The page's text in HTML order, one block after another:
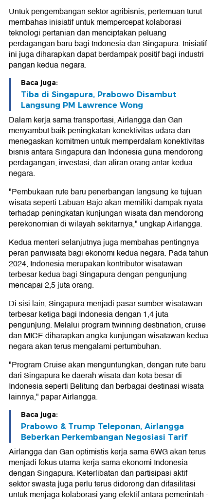
Untuk pengembangan sektor agribisnis, pertemuan turut
membahas inisiatif untuk mempercepat kolaborasi
teknologi pertanian dan menciptakan peluang
perdagangan baru bagi Indonesia dan Singapura. Inisiatif
ini juga diharapkan dapat berdampak positif bagi industri
pangan kedua negara.
Baca juga:
Tiba di Singapura, Prabowo Disambut
Langsung PM Lawrence Wong
Dalam kerja sama transportasi, Airlangga dan Gan
menyambut baik peningkatan konektivitas udara dan
menegaskan komitmen untuk memperdalam konektivitas
bisnis antara Singapura dan Indonesia guna mendorong
perdagangan, investasi, dan aliran orang antar kedua
negara.
"Pembukaan rute baru penerbangan langsung ke tujuan
wisata seperti Labuan Bajo akan memiliki dampak nyata
terhadap peningkatan kunjungan wisata dan mendorong
perekonomian di wilayah sekitarnya," ungkap Airlangga.
Kedua menteri selanjutnya juga membahas pentingnya
peran pariwisata bagi ekonomi kedua negara. Pada tahun
2024, Indonesia merupakan kontributor wisatawan
terbesar kedua bagi Singapura dengan pengunjung
mencapai 2,5 juta orang.
Di sisi lain, Singapura menjadi pasar sumber wisatawan
terbesar ketiga bagi Indonesia dengan 1,4 juta
pengunjung. Melalui program twinning destination, cruise
dan MICE diharapkan angka kunjungan wisatawan kedua
negara akan terus mengalami pertumbuhan.
"Program Cruise akan menguntungkan, dengan rute baru
dari Singapura ke daerah wisata dan kota besar di
Indonesia seperti Belitung dan berbagai destinasi wisata
lainnya," papar Airlangga.
Baca juga:
Prabowo & Trump Teleponan, Airlangga
Beberkan Perkembangan Negosiasi Tarif
Airlangga dan Gan optimistis kerja sama 6WG akan terus
menjadi fokus utama kerja sama ekonomi Indonesia
dengan Singapura. Keterlibatan dan partisipasi aktif
sektor swasta juga perlu terus didorong dan difasilitasi
untuk menjaga kolaborasi yang efektif antara pemerintah -